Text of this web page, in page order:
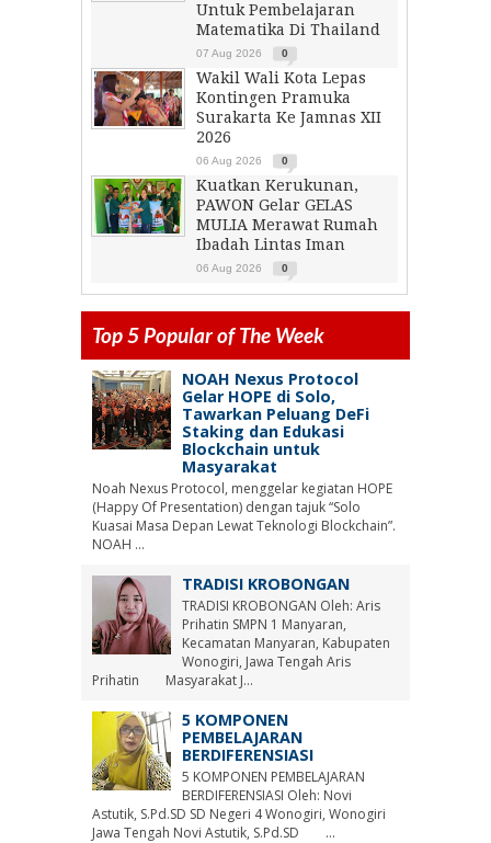
Untuk Pembelajaran
Matematika Di Thailand
07 Aug 2026 0
Wakil Wali Kota Lepas
Kontingen Pramuka
Surakarta Ke Jamnas XII
2026
06 Aug 2026 0
Kuatkan Kerukunan,
PAWON Gelar GELAS
MULIA Merawat Rumah
Ibadah Lintas Iman
06 Aug 2026 0
Top 5 Popular of The Week
NOAH Nexus Protocol
Gelar HOPE di Solo,
Tawarkan Peluang DeFi
Staking dan Edukasi
Blockchain untuk
Masyarakat
Noah Nexus Protocol, menggelar kegiatan HOPE
(Happy Of Presentation) dengan tajuk “Solo
Kuasai Masa Depan Lewat Teknologi Blockchain”.
NOAH ...
TRADISI KROBONGAN
TRADISI KROBONGAN Oleh: Aris
Prihatin SMPN 1 Manyaran,
Kecamatan Manyaran, Kabupaten
Wonogiri, Jawa Tengah Aris
Prihatin Masyarakat J...
5 KOMPONEN
PEMBELAJARAN
BERDIFERENSIASI
5 KOMPONEN PEMBELAJARAN
BERDIFERENSIASI Oleh: Novi
Astutik, S.Pd.SD SD Negeri 4 Wonogiri, Wonogiri
Jawa Tengah Novi Astutik, S.Pd.SD ...